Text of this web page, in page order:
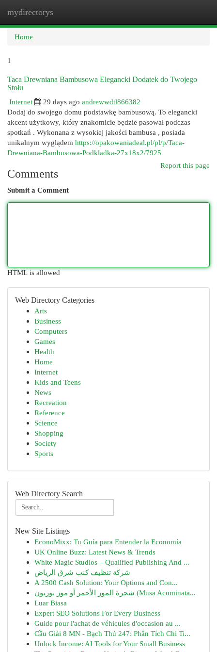
mydirectorys
Home
1
Taca Drewniana Bambusowa Elegancki Dodatek do Twojego
Stołu
Internet
29 days ago andrewwdtl866382
Dodaj do swojego domu podstawkę bambusową. To elegancki
akcent użytkowy, który znakomicie będzie pasował podczas
spotkań . Wykonana z wysokiej jakości bambusa , posiada
unikalnym wyglądem https://opakowaniadeal.pl/pl/p/Taca-
Drewniana-Bambusowa-Podkladka-27x18x2/7925
Report this page
Comments
Submit a Comment
HTML is allowed
Web Directory Categories
Arts
Business
Computers
Games
Health
Home
Internet
Kids and Teens
News
Recreation
Reference
Science
Shopping
Society
Sports
Web Directory Search
New Site Listings
EconoMixx: Tu Guía para Entender la Economía
UK Online Buzz: Latest News & Trends
White Magic Studios – Qualified Publishing And ...
شركة تنظيف كنب شرق الرياض
A 2500 Cash Solution: Your Options and Con...
شجرة الموز الأحمر أو موز بوربون (Musa Acuminata...
Luar Biasa
Expert SEO Solutions For Every Business
Guide pour l'achat de véhicules d'occasion au ...
Cầu Giải 8 MN - Bạch Thủ 247: Phân Tích Chi Ti...
Unlock Income: AI Tools for Your Small Business